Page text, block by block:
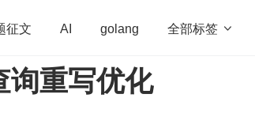
征文 AI golang 全部标签 
学习方法 Web3.0
重写优化